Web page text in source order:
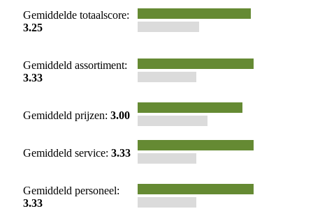
Gemiddelde totaalscore:
3.25
Gemiddeld assortiment:
3.33
Gemiddeld prijzen: 3.00
Gemiddeld service: 3.33
Gemiddeld personeel:
3.33